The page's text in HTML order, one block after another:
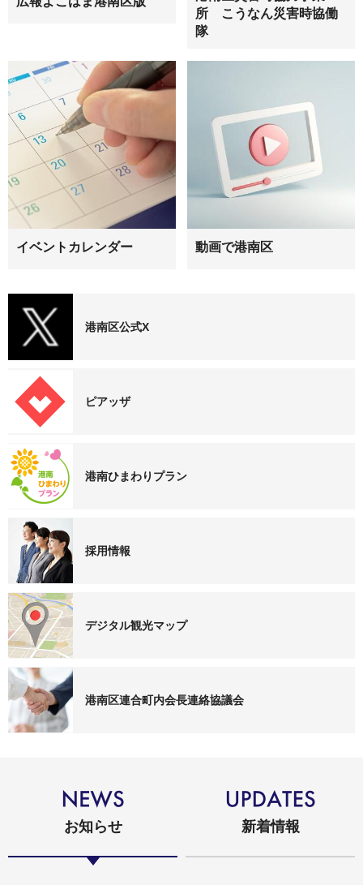
所 こうなん災害時協働
隊
イベントカレンダー 動画で港南区
港南区公式X
ピアッザ
港南ひまわりプラン
採用情報
デジタル観光マップ
港南区連合町内会長連絡協議会
お知らせ 新着情報